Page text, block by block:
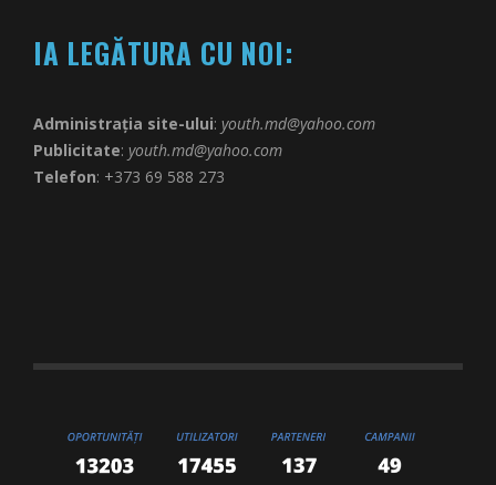
IA LEGĂTURA CU NOI:
Administrația site-ului: youth.md@yahoo.com
Publicitate: youth.md@yahoo.com
Telefon: +373 69 588 273